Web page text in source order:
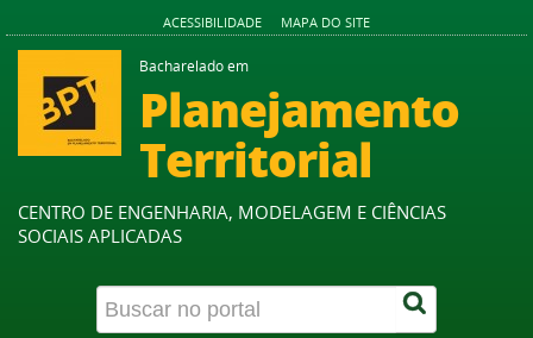
ACESSIBILIDADE MAPA DO SITE
Bacharelado em
Planejamento
Territorial
CENTRO DE ENGENHARIA, MODELAGEM E CIÊNCIAS
SOCIAIS APLICADAS